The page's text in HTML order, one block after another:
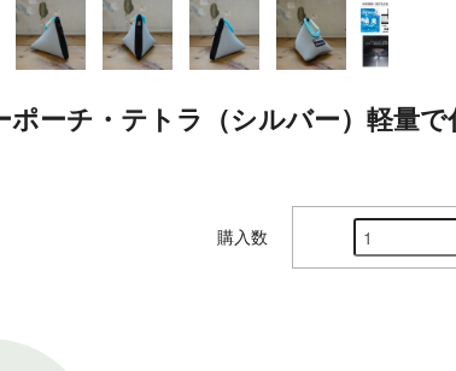
ポーチ・テトラ（シルバー）軽量
購入数